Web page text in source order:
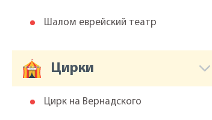
Шалом еврейский театр
Цирки
Цирк на Вернадского